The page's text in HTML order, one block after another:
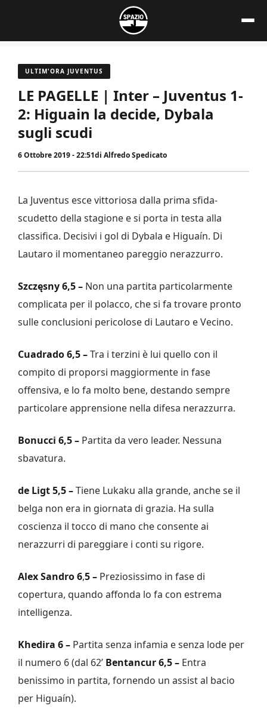
contenuto
ULTIM'ORA JUVENTUS
LE PAGELLE | Inter – Juventus 1-
2: Higuain la decide, Dybala
sugli scudi
6 Ottobre 2019 - 22:51di Alfredo Spedicato
La Juventus esce vittoriosa dalla prima sfida-
scudetto della stagione e si porta in testa alla
classifica. Decisivi i gol di Dybala e Higuaín. Di
Lautaro il momentaneo pareggio nerazzurro.
Szczęsny 6,5 – Non una partita particolarmente
complicata per il polacco, che si fa trovare pronto
sulle conclusioni pericolose di Lautaro e Vecino.
Cuadrado 6,5 –Tra i terzini è lui quello con il
compito di proporsi maggiormente in fase
offensiva, e lo fa molto bene, destando sempre
particolare apprensione nella difesa nerazzurra.
Bonucci 6,5 – Partita da vero leader. Nessuna
sbavatura.
de Ligt 5,5 –Tiene Lukaku alla grande, anche se il
belga non era in giornata di grazia. Ha sulla
coscienza il tocco di mano che consente ai
nerazzurri di pareggiare i conti su rigore.
Alex Sandro 6,5 – Preziosissimo in fase di
copertura, quando affonda lo fa con estrema
intelligenza.
Khedira 6 – Partita senza infamia e senza lode per
il numero 6 (dal 62’ Bentancur 6,5 – Entra
benissimo in partita, fornendo un assist al bacio
per Higuaín).